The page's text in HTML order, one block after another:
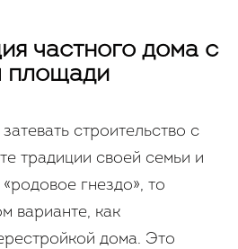
частного дома с
площади
строительство с
традиции своей семьи и
гнездо», то
варианте, как
дома. Это